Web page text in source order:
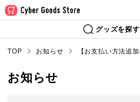
グッズを探す
TOP お知らせ
お知らせ